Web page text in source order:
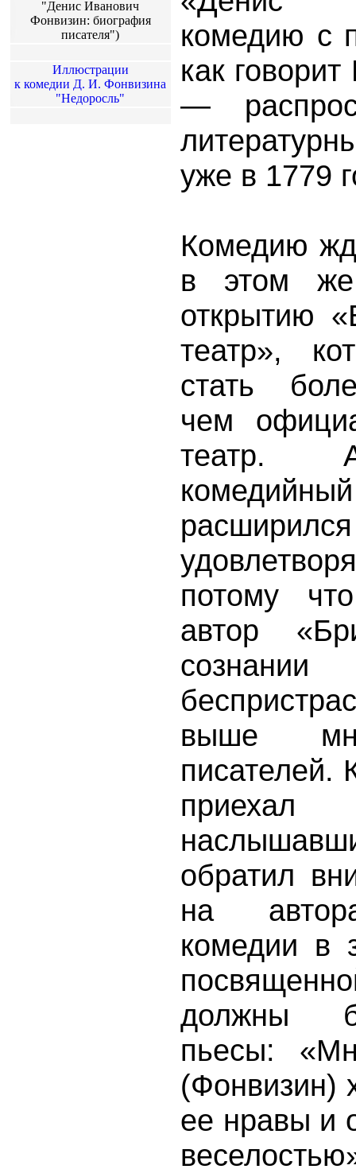
"Денис Иванович
Фонвизин: биография
писателя")
Иллюстрации
к комедии Д. И. Фонвизина
"Недоросль"
комедию с
как
—
уже в 1779
Комедию
в этом же
открытию
театр»,
стать
чем
театр.
потому
автор
выше
писателей.
обратил
на
комедии в
должны
пьесы:
(Фонвизин)
ее нравы и